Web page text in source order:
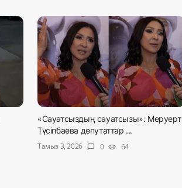
«Сауатсыздың сауатсызы»: Меруерт
Түсіпбаева депутаттар ...
Тамыз 3, 2026
chat_bubble 0 visibility 64